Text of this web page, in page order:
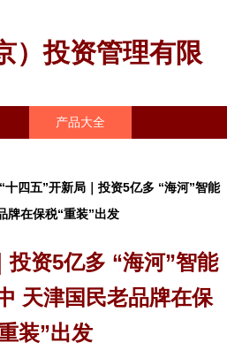
）投资管理有限
产品大全
“十四五”开新局｜投资5亿多 “海河”智能
牌在保税“重装”出发
投资5亿多 “海河”智能
天津国民老品牌在保
装”出发